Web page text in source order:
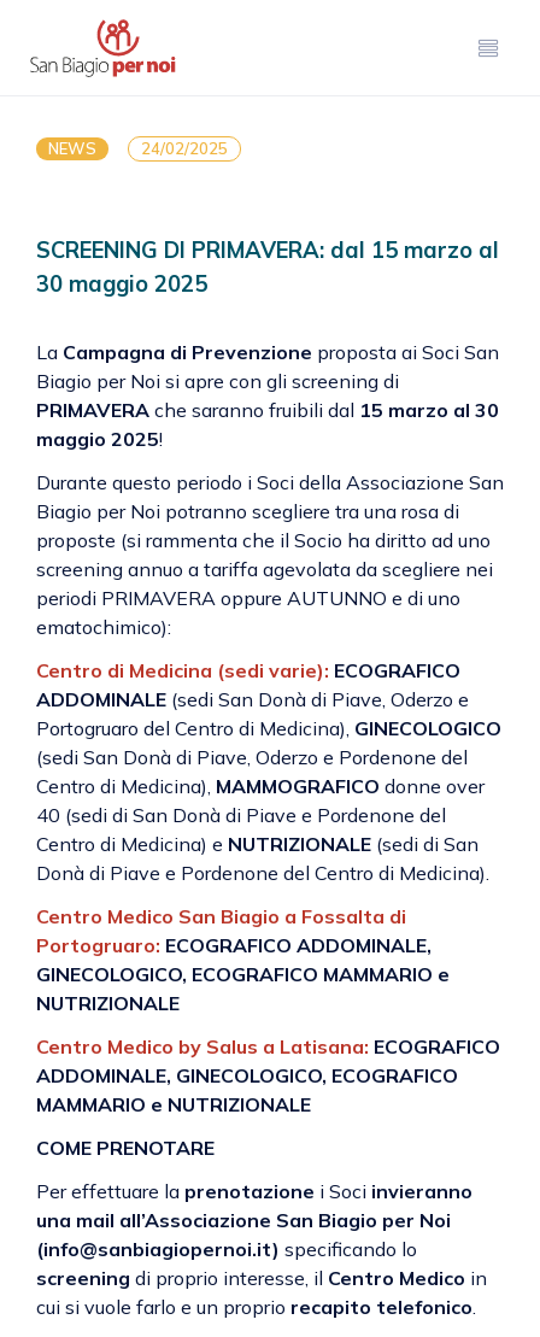
NEWS 24/02/2025
SCREENING DI PRIMAVERA: dal 15 marzo al
30 maggio 2025
La Campagna di Prevenzione proposta ai Soci San
Biagio per Noi si apre con gli screening di
PRIMAVERA che saranno fruibili dal 15 marzo al 30
maggio 2025!
Durante questo periodo i Soci della Associazione San
Biagio per Noi potranno scegliere tra una rosa di
proposte (si rammenta che il Socio ha diritto ad uno
screening annuo a tariffa agevolata da scegliere nei
periodi PRIMAVERA oppure AUTUNNO e di uno
ematochimico):
Centro di Medicina (sedi varie): ECOGRAFICO
ADDOMINALE (sedi San Donà di Piave, Oderzo e
Portogruaro del Centro di Medicina), GINECOLOGICO
(sedi San Donà di Piave, Oderzo e Pordenone del
Centro di Medicina), MAMMOGRAFICO donne over
40 (sedi di San Donà di Piave e Pordenone del
Centro di Medicina) e NUTRIZIONALE (sedi di San
Donà di Piave e Pordenone del Centro di Medicina).
Centro Medico San Biagio a Fossalta di
Portogruaro: ECOGRAFICO ADDOMINALE,
GINECOLOGICO, ECOGRAFICO MAMMARIO e
NUTRIZIONALE
Centro Medico by Salus a Latisana: ECOGRAFICO
ADDOMINALE, GINECOLOGICO, ECOGRAFICO
MAMMARIO e NUTRIZIONALE
COME PRENOTARE
Per effettuare la prenotazione i Soci invieranno
una mail all’Associazione San Biagio per Noi
(info@sanbiagiopernoi.it) specificando lo
screening di proprio interesse, il Centro Medico in
cui si vuole farlo e un proprio recapito telefonico.